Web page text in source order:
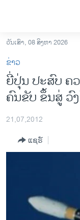
ເຂົ້າ
ຫາ
ຂ້າມ
ຂ້າມ
ຂ້າມ
ຫາ
ລາວ
ອາເມຣິກາ
ການເລືອກຕັ້ງ ປະທາ
ຂ່າວ​ຈີນ
ໂລກ
ຊີວິດຊາວລາວ
ວັນເສົາ, 08 ສິງຫາ 2026
ຂ່າວ
ຍີ່ປຸ່ນ ປະສົບ ຄ
ຄົນຂັບ ຂຶ້ນສູ່ ວົ
21,07,2012
ແຊຣ໌